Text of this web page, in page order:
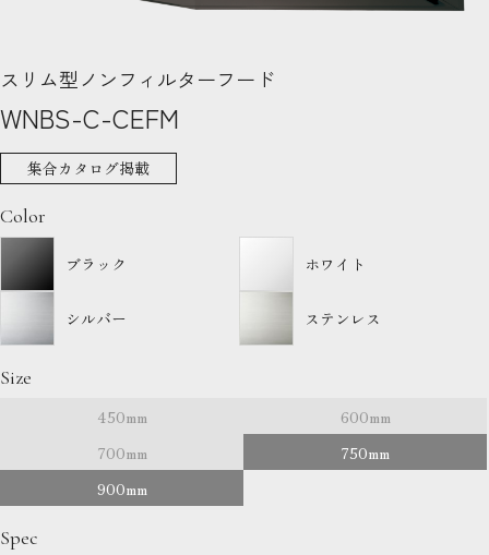
スリム型ノンフィルターフード
WNBS-C-CEFM
集合カタログ掲載
Color
ブラック ホワイト
シルバー ステンレス
Size
450mm
600mm
700mm
750mm
900mm
Spec